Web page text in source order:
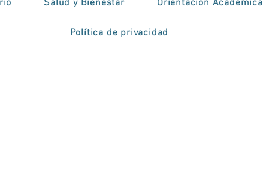
Salud y Bienestar Orientación Académica
Política de privacidad